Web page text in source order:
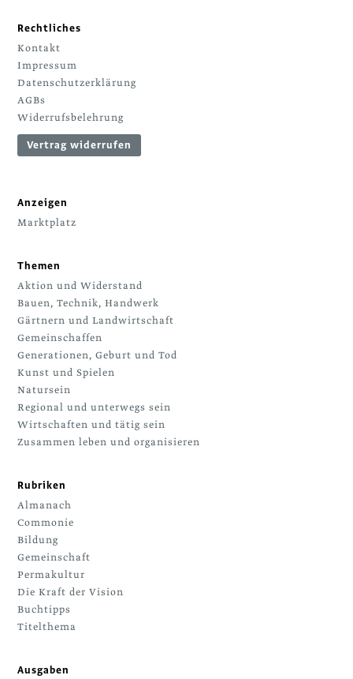
Rechtliches
Kontakt
Impressum
Datenschutzerklärung
AGBs
Widerrufsbelehrung
Vertrag widerrufen
Anzeigen
Marktplatz
Themen
Aktion und Widerstand
Bauen, Technik, Handwerk
Gärtnern und Landwirtschaft
Gemeinschaffen
Generationen, Geburt und Tod
Kunst und Spielen
Natursein
Regional und unterwegs sein
Wirtschaften und tätig sein
Zusammen leben und organisieren
Rubriken
Almanach
Commonie
Bildung
Gemeinschaft
Permakultur
Die Kraft der Vision
Buchtipps
Titelthema
Ausgaben